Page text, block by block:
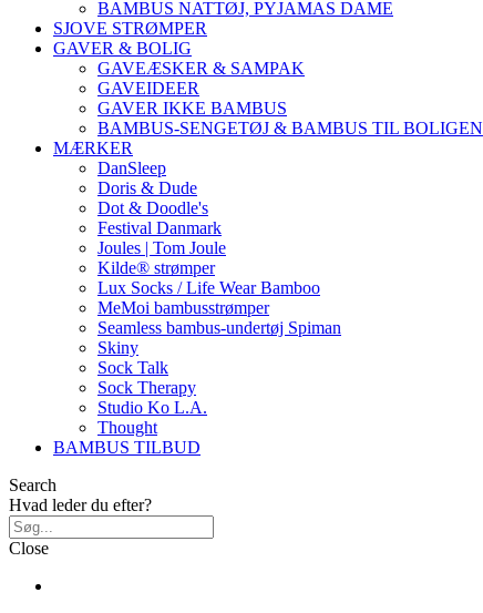
BAMBUS NATTØJ, PYJAMAS DAME
SJOVE STRØMPER
GAVER & BOLIG
GAVEÆSKER & SAMPAK
GAVEIDEER
GAVER IKKE BAMBUS
BAMBUS-SENGETØJ & BAMBUS TIL BOLIGEN
MÆRKER
DanSleep
Doris & Dude
Dot & Doodle's
Festival Danmark
Joules | Tom Joule
Kilde® strømper
Lux Socks / Life Wear Bamboo
MeMoi bambusstrømper
Seamless bambus-undertøj Spiman
Skiny
Sock Talk
Sock Therapy
Studio Ko L.A.
Thought
BAMBUS TILBUD
Search
Hvad leder du efter?
Close